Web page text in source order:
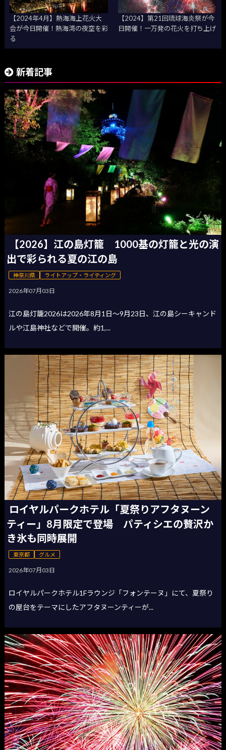
【2024年4月】熱海海上花火大
会が今日開催！熱海湾の夜空を彩
る
【2024】第21回琉球海炎祭が今
日開催！一万発の花火を打ち上げ
新着記事
【2026】江の島灯籠 1000基の灯籠と光の演
出で彩られる夏の江の島
神奈川県 ライトアップ・ライティング
2026年07月03日
江の島灯籠2026は2026年8月1日〜9月23日、江の島シーキャンド
ルや江島神社などで開催。約1,...
ロイヤルパークホテル「夏祭りアフタヌーン
ティー」8月限定で登場 パティシエの贅沢か
き氷も同時展開
東京都 グルメ
2026年07月03日
ロイヤルパークホテル1Fラウンジ「フォンテーヌ」にて、夏祭り
の屋台をテーマにしたアフタヌーンティーが...